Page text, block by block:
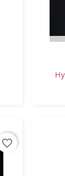
favorite_border